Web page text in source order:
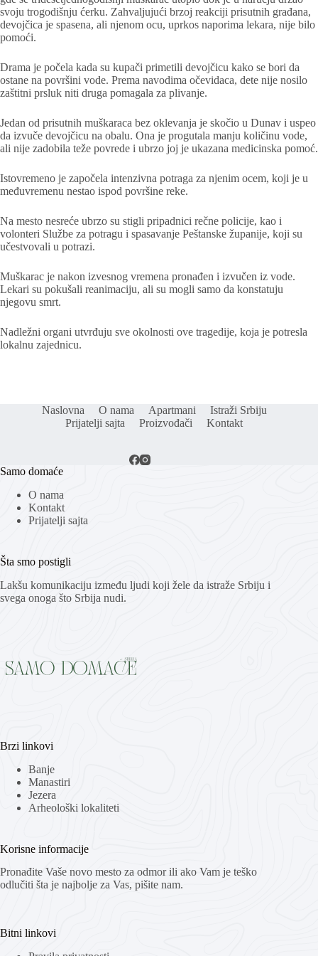
svoju trogodišnju ćerku. Zahvaljujući brzoj reakciji prisutnih građana,
devojčica je spasena, ali njenom ocu, uprkos naporima lekara, nije bilo
pomoći.
Drama je počela kada su kupači primetili devojčicu kako se bori da
ostane na površini vode. Prema navodima očevidaca, dete nije nosilo
zaštitni prsluk niti druga pomagala za plivanje.
Jedan od prisutnih muškaraca bez oklevanja je skočio u Dunav i uspeo
da izvuče devojčicu na obalu. Ona je progutala manju količinu vode,
ali nije zadobila teže povrede i ubrzo joj je ukazana medicinska pomoć.
Istovremeno je započela intenzivna potraga za njenim ocem, koji je u
međuvremenu nestao ispod površine reke.
Na mesto nesreće ubrzo su stigli pripadnici rečne policije, kao i
volonteri Službe za potragu i spasavanje Peštanske županije, koji su
učestvovali u potrazi.
Muškarac je nakon izvesnog vremena pronađen i izvučen iz vode.
Lekari su pokušali reanimaciju, ali su mogli samo da konstatuju
njegovu smrt.
Nadležni organi utvrđuju sve okolnosti ove tragedije, koja je potresla
lokalnu zajednicu.
Naslovna O nama Apartmani
Istraži Srbiju
Prijatelji sajta
Proizvođači Kontakt
Samo domaće
O nama
Kontakt
Prijatelji sajta
Šta smo postigli
Lakšu komunikaciju između ljudi koji žele da istraže Srbiju i
svega onoga što Srbija nudi.
Brzi linkovi
Banje
Manastiri
Jezera
Arheološki lokaliteti
Korisne informacije
Pronađite Vaše novo mesto za odmor ili ako Vam je teško
odlučiti šta je najbolje za Vas, pišite nam.
Bitni linkovi